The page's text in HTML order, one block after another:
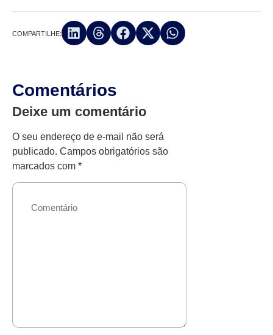
COMPARTILHE:
Comentários
Deixe um comentário
O seu endereço de e-mail não será
publicado. Campos obrigatórios são
marcados com *